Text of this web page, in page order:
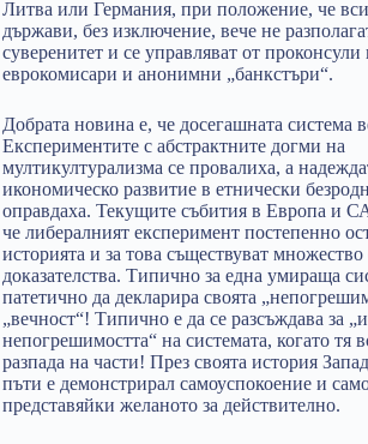
Литва или Германия, при положение, че
държави, без изключение, вече не
суверенитет и се управляват от
еврокомисари и анонимни „банкстъри“.
Добрата новина е, че досегашната система
Експериментите с абстрактните догми на
мултикултурализма се провалиха, а
икономическо развитие в етнически
оправдаха. Текущите събития в Европа и
че либералният експеримент постепенно
историята и за това съществуват
доказателства. Типично за една умираща
патетично да декларира своята
„вечност“! Типично е да се разсъждава за
непогрешимостта“ на системата, когато тя
разпада на части! През своята история
пъти е демонстрирал самоуспокоение и
представяйки желаното за действително.